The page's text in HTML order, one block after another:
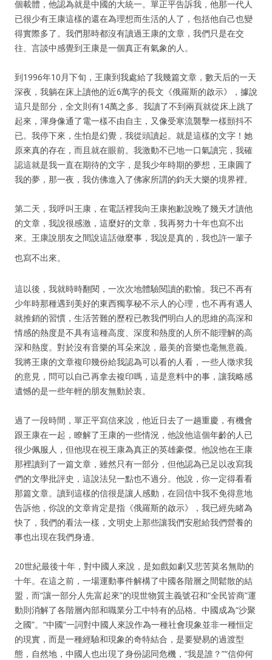
個載體，他認為就是中國的大統一。單正平告訴我，他那一代人
已很少有王康這樣的還在為理想而生活的人了，包括他自己也變
得實際多了。我們那時都沒有讀過王康的文章，我們只是在交
往、言談中感覺到王康是一個真正有氣象的人。
到1996年10月下旬，王康到我處給了我幾篇文章，數天后的一天
深夜，我躺在床上讀他的近6萬字的長文《俄羅斯的啟示》，據說
這只是部分，全文則有14萬之多。我讀了不到兩頁就從床上跳了
起來，渾身像通了電一樣不由自主，又像受寒流襲擊一樣顫抖不
已。我停下來，生怕是幻覺，我從頭讀起。就是這樣的文字！她
原來真的存在，而且就在眼前。我激動不已地一口氣讀完，我確
認這就是我一直在期待的文字，是我少年時期的夢想，王康圓了
我的夢，那一夜，我仿佛進入了佛家所謂的鈞天大樂的境界裡。
第二天，我呼叫王康，在電話裡我向王康抱歉說晚了幾天才讀他
的文章，我說很感激，這麼好的文章，我再努力十年也寫不出
來。王康說朋友之間說這話做麼事，我說是真的，我也許一輩子
也寫不出來。
這以後，我就時時翻閱，一次次地體驗閱讀的歡愉。我已不再有
少年時那種遇到美好的東西獨享秘不示人的心理，也不再有遇人
就推銷的習慣，生活苦難的歷程已教我們明白人的思維的高深和
情感的熱度是不具有這種高度、深度和熱度的人所不能理解的高
深和熱度。對於沒有音樂的耳朵來說，最美的音樂也毫無意義。
我將王康的文章複印幾份給我認為可以看的人看，一些人徵求我
的意見，問可以自己再拿去複印嗎，這是意料中的事，讓我略感
遺憾的是一些年輕的朋友無動於衷。
過了一段時間，單正平寫信來說，他近日去了一趟重慶，有機會
跟王康在一起，瞭解了王康的一些情況，他說他這個年齡的人已
很少佩服人，但他現在視王康為真正的英雄豪傑。他說他在王康
那裡讀到了一篇文章，雖然只有一部分，但他認為已足以改寫我
們的文學批評史，這說法兒一點也不過分。他說，你一定得看看
那篇文章。讀到這樣的信很是讓人感動，在回信中我不免得意地
告訴他，你說的文章肯定是指《俄羅斯的啟示》，我已經先睹為
快了，我們的看法一樣，文明史上那些讓我們安慰給我們營養的
事也出現在我們身邊。
20世紀最後十年，對中國人來說，是如戲如劇又悲苦莫名無助的
十年。在這之前，一場運動事件解構了中國各階層之間鬆散的結
盟，而“讓一部分人先富起來”的現世物質主義號召和“全民皆商”運
動則消解了各階層內部和職業分工中特有的品格。中國成為“沙聚
之國”。“中國”一詞對中國人來說作為一種社會現象並非一種恒定
的現實，而是一種經驗和現象的奇特結合，是要變易的過渡型
態，自然地，中國人也出現了身份認同危機，“我是誰？”“信仰何